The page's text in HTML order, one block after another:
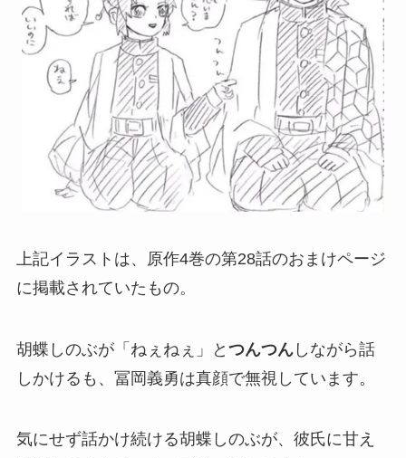
上記イラストは、原作4巻の第28話のおまけページ
に掲載されていたもの。
胡蝶しのぶが「ねぇねぇ」と つんつんしながら話
しかけるも、冨岡義勇は真顔で無視しています。
気にせず話かけ続ける胡蝶しのぶが、彼氏に甘え